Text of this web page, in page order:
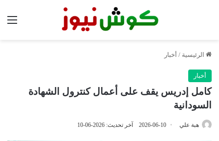
الرئيسية / أخبار
أخبار
كامل إدريس يقف على أعمال كنترول الشهادة
السودانية
هبة علي 2026-06-10 آخر تحديث: 2026-06-10